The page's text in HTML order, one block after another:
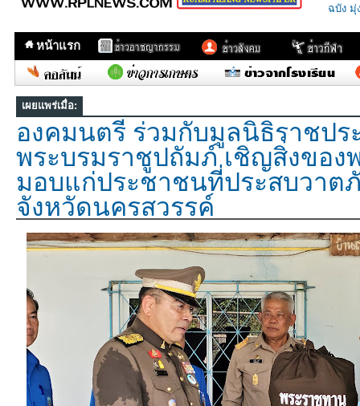
ฉบัง มุ่
หน้าแรก
เผยแพร่เมื่อ:
องคมนตรี ร่วมกับมูลนิธิราชปร
พระบรมราชูปถัมภ์ เชิญสิ่งของ
มอบแก่ประชาชนที่ประสบวาต
จังหวัดนครสวรรค์